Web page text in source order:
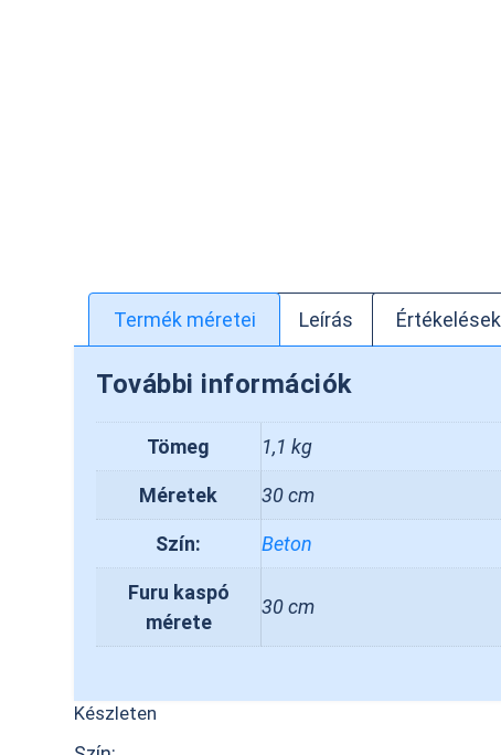
Termék méretei Leírás
További információk
Tömeg 1,1 kg
Méretek 30 cm
Szín: Beton
Furu kaspó
mérete
30 cm
Készleten